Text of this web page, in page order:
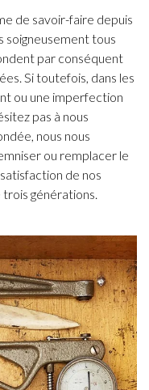
de savoir-faire depuis
soigneusement tous
par conséquent
Si toutefois, dans les
ou une imperfection
pas à nous
nous nous
ou remplacer le
de nos
générations.